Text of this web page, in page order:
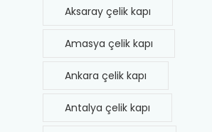
Aksaray çelik kapı
Amasya çelik kapı
Ankara çelik kapı
Antalya çelik kapı